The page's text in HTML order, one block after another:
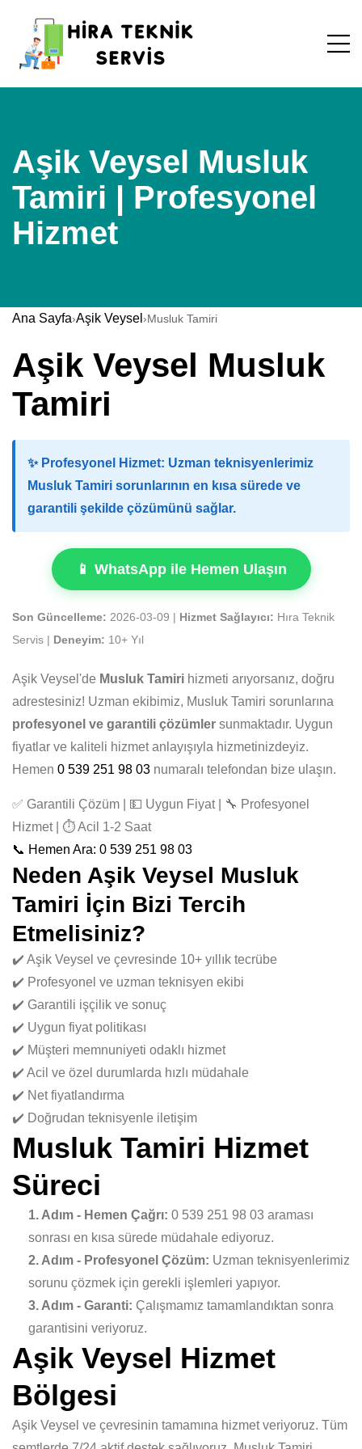
Aşik Veysel Musluk
Tamiri | Profesyonel
Hizmet
Ana Sayfa›Aşik Veysel ›Musluk Tamiri
Aşik Veysel Musluk
Tamiri
✨ Profesyonel Hizmet: Uzman teknisyenlerimiz
Musluk Tamiri sorunlarının en kısa sürede ve
garantili şekilde çözümünü sağlar.
📱 WhatsApp ile Hemen Ulaşın
Son Güncelleme: 2026-03-09 | Hizmet Sağlayıcı: Hıra Teknik
Servis |
Deneyim: 10+ Yıl
Aşik Veysel'de Musluk Tamiri hizmeti arıyorsanız, doğru
adrestesiniz! Uzman ekibimiz, Musluk Tamiri sorunlarına
profesyonel ve garantili çözümler sunmaktadır. Uygun
fiyatlar ve kaliteli hizmet anlayışıyla hizmetinizdeyiz.
Hemen 0 539 251 98 03 numaralı telefondan bize ulaşın.
✅ Garantili Çözüm | 💵 Uygun Fiyat | 🔧 Profesyonel
Hizmet | ⏱️ Acil 1-2 Saat
📞 Hemen Ara: 0 539 251 98 03
Neden Aşik Veysel Musluk
Tamiri İçin Bizi Tercih
Etmelisiniz?
✔️ Aşik Veysel ve çevresinde 10+ yıllık tecrübe
✔️ Profesyonel ve uzman teknisyen ekibi
✔️ Garantili işçilik ve sonuç
✔️ Uygun fiyat politikası
✔️ Müşteri memnuniyeti odaklı hizmet
✔️ Acil ve özel durumlarda hızlı müdahale
✔️ Net fiyatlandırma
✔️ Doğrudan teknisyenle iletişim
Musluk Tamiri Hizmet
Süreci
1. Adım - Hemen Çağrı: 0 539 251 98 03 araması
sonrası en kısa sürede müdahale ediyoruz.
2. Adım - Profesyonel Çözüm: Uzman teknisyenlerimiz
sorunu çözmek için gerekli işlemleri yapıyor.
3. Adım - Garanti: Çalışmamız tamamlandıktan sonra
garantisini veriyoruz.
Aşik Veysel Hizmet
Bölgesi
Aşik Veysel ve çevresinin tamamına hizmet veriyoruz. Tüm